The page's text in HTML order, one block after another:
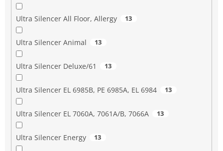
Ultra Silencer All Floor, Allergy 13
Ultra Silencer Animal 13
Ultra Silencer Deluxe/61 13
Ultra Silencer EL 6985B, PE 6985A, EL 6984 13
Ultra Silencer EL 7060A, 7061A/B, 7066A 13
Ultra Silencer Energy 13